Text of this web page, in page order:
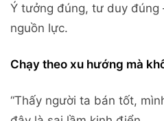
Ý tưởng đúng, tư duy đúng
nguồn lực.
Chạy theo xu hướng mà
“Thấy người ta bán tốt,